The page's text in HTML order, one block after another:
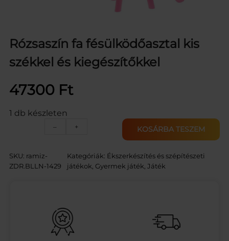
Rózsaszín fa fésülködőasztal kis
székkel és kiegészítőkkel
47300 Ft
1 db készleten
–
s
a
f
a
f
+ KOSÁRBA TESZEM
SKU: ramiz-
ZDR.BLLN-1429
Kategóriák: Ékszerkészítés és szépítészeti
játékok, Gyermek játék, Játék